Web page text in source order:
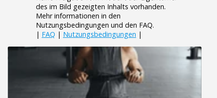
des im Bild gezeigten Inhalts vorhanden.
Mehr informationen in den
Nutzungsbedingungen und den FAQ.
| FAQ | Nutzungsbedingungen |